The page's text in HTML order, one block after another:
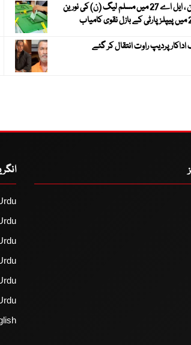
آزاد کشمیر الیکشن ، ایل اے 27 میں مسلم لیگ (ن) کی نورین
پردیپ راوت انتقال کر گئے